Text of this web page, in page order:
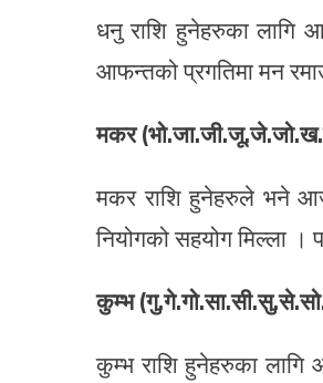
धनु राशि हुनेहरुका लागि
आफन्तको प्रगतिमा मन
मकर
मकर राशि हुनेहरुले भने
नियोगको सहयोग मिल्ला ।
कुम्भ
कुम्भ राशि हुनेहरुका लागि